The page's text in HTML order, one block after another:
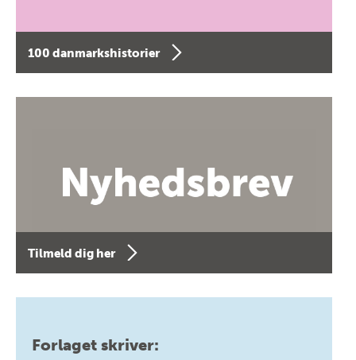
100 danmarkshistorier
Tilmeld dig her
Forlaget skriver: